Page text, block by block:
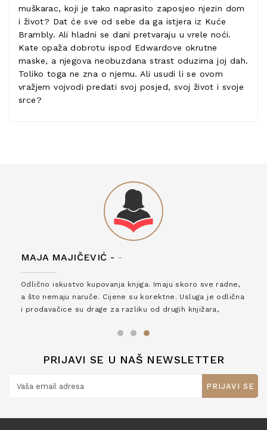
muškarac, koji je tako naprasito zaposjeo njezin dom
i život? Dat će sve od sebe da ga istjera iz Kuće
Brambly. Ali hladni se dani pretvaraju u vrele noći.
Kate opaža dobrotu ispod Edwardove okrutne
maske, a njegova neobuzdana strast oduzima joj dah.
Toliko toga ne zna o njemu. Ali usudi li se ovom
vražjem vojvodi predati svoj posjed, svoj život i svoje
srce?
MAJA MAJIČEVIĆ - -
Odlično iskustvo kupovanja knjiga. Imaju skoro sve radne,
a što nemaju naruče. Cijene su korektne. Usluga je odlična
i prodavačice su drage za razliku od drugih knjižara,
PRIJAVI SE U NAŠ NEWSLETTER
PRIJAVI SE